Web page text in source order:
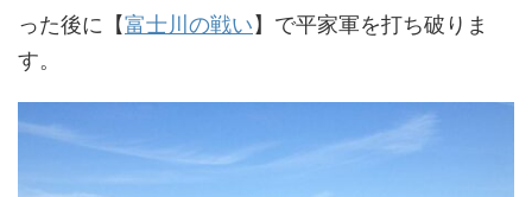
った後に【富士川の戦い】で平家軍を打ち破りま
す。